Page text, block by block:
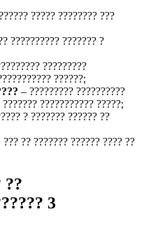
????? ???????? ???
?????????? ??????? ?
?????????
??????;
– ????????? ??????????
??????????? ?????;
? ??????? ?????? ??
?? ??????? ?????? ???? ??
??
3